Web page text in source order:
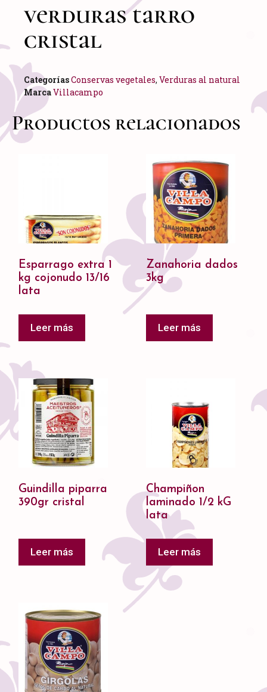
verduras tarro
cristal
CategoríasConservas vegetales, Verduras al natural
MarcaVillacampo
Productos relacionados
Esparrago extra 1
kg cojonudo 13/16
lata
Leer más
Zanahoria dados
3kg
Leer más
Guindilla piparra
390gr cristal
Leer más
Champiñon
laminado 1/2 kG
lata
Leer más